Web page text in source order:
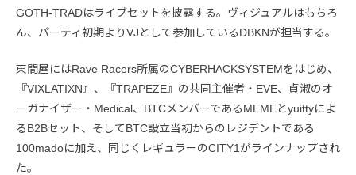
GOTH-TRADはライブセットを披露する。ヴィジュアルはもちろ
ん、パーティ初期よりVJとして参加しているDBKNが担当する。
東間屋にはRave Racers所属のCYBERHACKSYSTEMをはじめ、
『VIXLATIXN』、『TRAPEZE』の共同主催者・EVE、貞淑のオ
ーガナイザー・Medical、BTCメンバーであるMEMEとyuittyによ
るB2Bセット、そしてBTC設立当初からのレジデントである
100madoに加え、同じくレギュラーのCITY1がラインナップされ
た。